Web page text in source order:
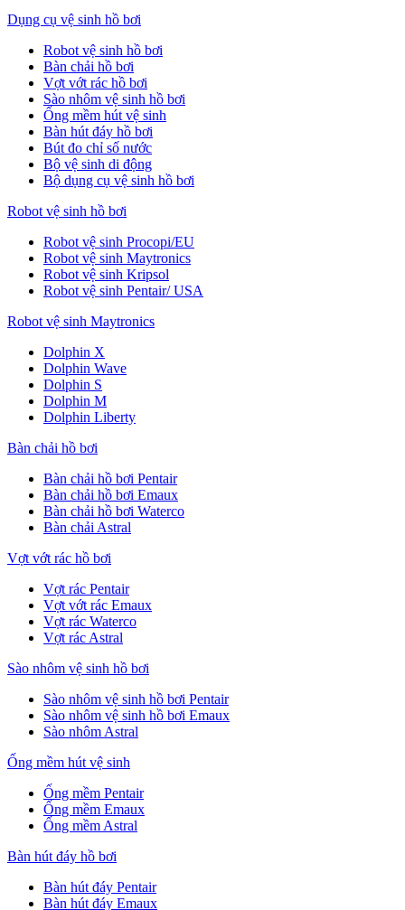
Dụng cụ vệ sinh hồ bơi
Robot vệ sinh hồ bơi
Bàn chải hồ bơi
Vợt vớt rác hồ bơi
Sào nhôm vệ sinh hồ bơi
Ống mềm hút vệ sinh
Bàn hút đáy hồ bơi
Bút đo chỉ số nước
Bộ vệ sinh di động
Bộ dụng cụ vệ sinh hồ bơi
Robot vệ sinh hồ bơi
Robot vệ sinh Procopi/EU
Robot vệ sinh Maytronics
Robot vệ sinh Kripsol
Robot vệ sinh Pentair/ USA
Robot vệ sinh Maytronics
Dolphin X
Dolphin Wave
Dolphin S
Dolphin M
Dolphin Liberty
Bàn chải hồ bơi
Bàn chải hồ bơi Pentair
Bàn chải hồ bơi Emaux
Bàn chải hồ bơi Waterco
Bàn chải Astral
Vợt vớt rác hồ bơi
Vợt rác Pentair
Vợt vớt rác Emaux
Vợt rác Waterco
Vợt rác Astral
Sào nhôm vệ sinh hồ bơi
Sào nhôm vệ sinh hồ bơi Pentair
Sào nhôm vệ sinh hồ bơi Emaux
Sào nhôm Astral
Ống mềm hút vệ sinh
Ống mềm Pentair
Ống mềm Emaux
Ống mềm Astral
Bàn hút đáy hồ bơi
Bàn hút đáy Pentair
Bàn hút đáy Emaux